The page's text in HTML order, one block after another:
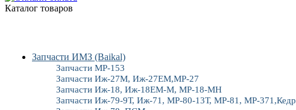
Каталог товаров
Запчасти ИМЗ (Baikal)
Запчасти МР-153
Запчасти Иж-27М, Иж-27ЕМ,МР-27
Запчасти Иж-18, Иж-18ЕМ-М, МР-18-МН
Запчасти Иж-79-9Т, Иж-71, МР-80-13Т, МР-81, МР-371,Кедр